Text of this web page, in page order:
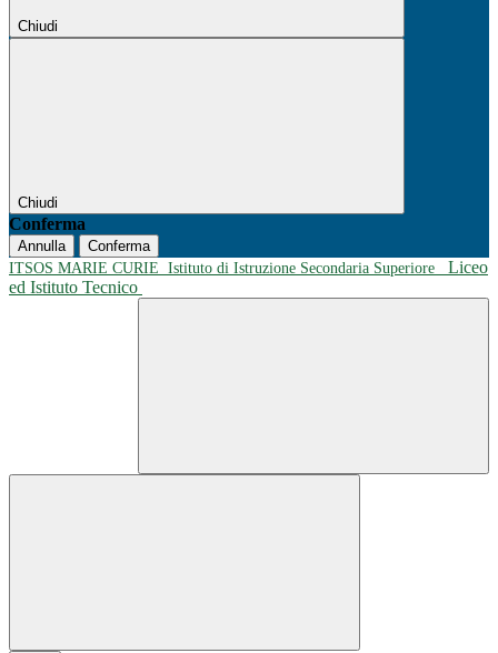
Chiudi
Chiudi
Conferma
Annulla
Conferma
ITSOS MARIE CURIE Istituto di Istruzione Secondaria Superiore
Liceo
ed Istituto Tecnico